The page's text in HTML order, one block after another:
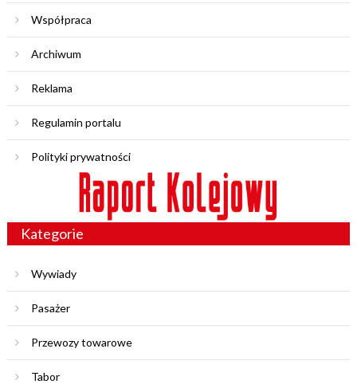
Współpraca
Archiwum
Reklama
Regulamin portalu
Polityki prywatności
Kategorie
Wywiady
Pasażer
Przewozy towarowe
Tabor